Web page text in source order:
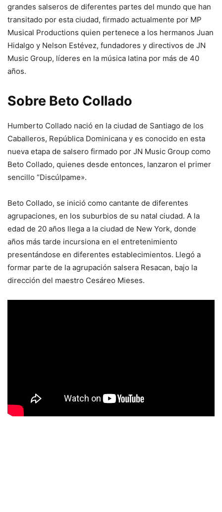
grandes salseros de diferentes partes del mundo que han
transitado por esta ciudad, firmado actualmente por MP
Musical Productions quien pertenece a los hermanos Juan
Hidalgo y Nelson Estévez, fundadores y directivos de JN
Music Group, líderes en la música latina por más de 40
años.
Sobre Beto Collado
Humberto Collado nació en la ciudad de Santiago de los
Caballeros, República Dominicana y es conocido en esta
nueva etapa de salsero firmado por JN Music Group como
Beto Collado, quienes desde entonces, lanzaron el primer
sencillo “Discúlpame».
Beto Collado, se inició como cantante de diferentes
agrupaciones, en los suburbios de su natal ciudad. A la
edad de 20 años llega a la ciudad de New York, donde
años más tarde incursiona en el entretenimiento
presentándose en diferentes establecimientos. Llegó a
formar parte de la agrupación salsera Resacan, bajo la
dirección del maestro Cesáreo Mieses.